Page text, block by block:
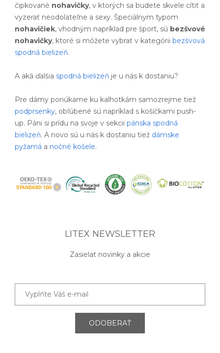
čipkované nohavičky, v ktorých sa budete skvele cítiť a
vyzerať neodolateľne a sexy. Špeciálnym typom
nohavičiek, vhodným napríklad pre šport, sú bezšvové
nohavičky, ktoré si môžete vybrať v kategórii bezšvová
spodná bielizeň.
A aká ďalšia spodná bielizeň je u nás k dostaniu?
Pre dámy ponúkame ku kalhotkám samozrejme tiež
podprsenky, obľúbené sú napríklad s košíčkami push-
up. Páni si prídu na svoje v sekcii pánska spodná
bielizeň. A novo sú u nás k dostaniu tiež dámske
pyžamá a nočné košele.
LITEX NEWSLETTER
Zasielať novinky a akcie
ODOBERAŤ